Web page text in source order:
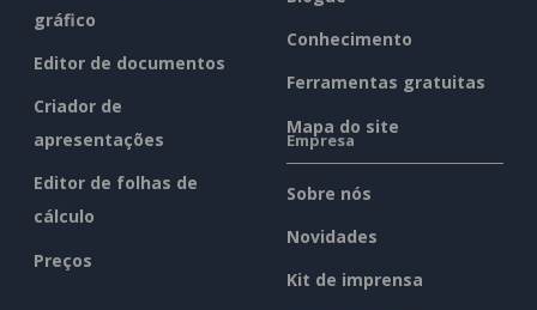
gráfico
Editor de documentos
Criador de
apresentações
Editor de folhas de
cálculo
Preços
Conhecimento
Ferramentas gratuitas
Mapa do site
Empresa
Sobre nós
Novidades
Kit de imprensa